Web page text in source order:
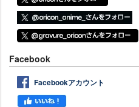
Facebook
Facebookアカウント